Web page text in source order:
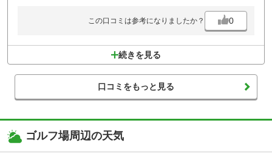
降るかなあと思ってましたが雨どころかスタートしてすぐから晴れ渡り
ゴルフ日和。あちらこちらに桜が咲き乱れ、パンジーや蝋梅など花々も
この口コミは参考になりましたか？ 0
続きを見る
口コミをもっと見る
ゴルフ場周辺の天気